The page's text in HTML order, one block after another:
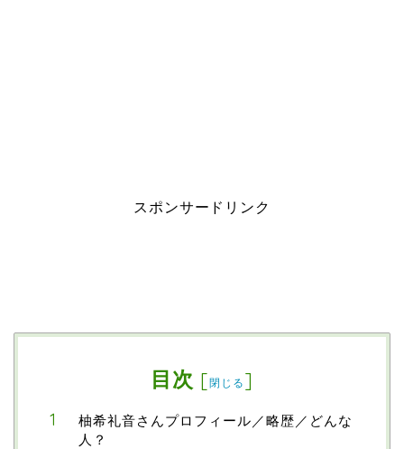
スポンサードリンク
目次 [閉じる ]
柚希礼音さんプロフィール／略歴／どんな
人？